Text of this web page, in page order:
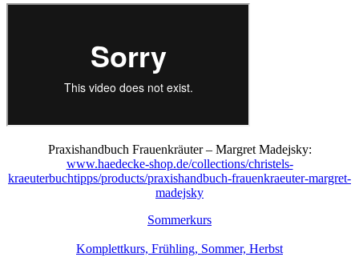
Praxishandbuch Frauenkräuter – Margret Madejsky:
www.haedecke-shop.de/collections/christels-
kraeuterbuchtipps/products/praxishandbuch-frauenkraeuter-margret-
madejsky
Sommerkurs
Komplettkurs, Frühling, Sommer, Herbst